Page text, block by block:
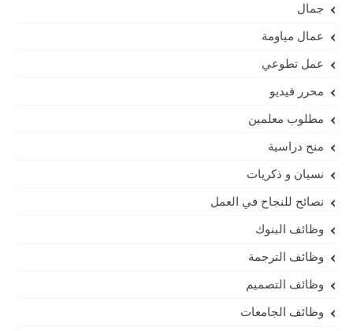
جمال
عمال مياومة
عمل تطوعي
محرر فيديو
مطلوب معلمين
منح دراسية
نسيان و ذكريات
نصائح للنجاح في العمل
وظائف البنوك
وظائف الترجمة
وظائف التصميم
وظائف الجامعات